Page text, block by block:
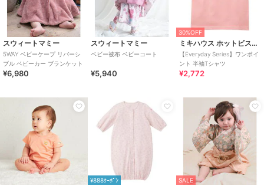
スウィートマミー
5WAY ベビーケープ リバーシ
ブル ベビーカー ブランケット
¥6,980
スウィートマミー
ベビー被布 ベビーコート
¥5,940
30%OFF
ミキハウス ホットビスケッツ
【Everyday Series】ワンポイ
ント 半袖Tシャツ
¥2,772
¥888ｸｰﾎﾟﾝ SALE